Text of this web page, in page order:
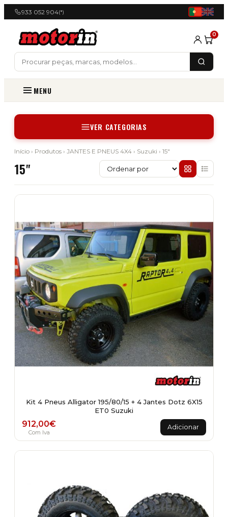
933 052 904(*)
0
MENU
VER CATEGORIAS
Início › Produtos › JANTES E PNEUS 4X4 › Suzuki › 15"
15"
Kit 4 Pneus Alligator 195/80/15 + 4 Jantes Dotz 6X15
ET0 Suzuki
912,00€
Com Iva
Adicionar